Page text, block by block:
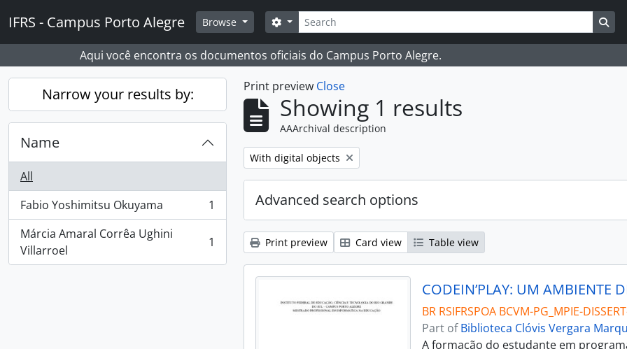
IFRS - Campus Porto Alegre Browse Search
Search options
Aqui você encontra os documentos oficiais do Campus Porto Alegre.
Narrow your results by:
Name
All
Fabio Yoshimitsu Okuyama
, 1 results
1
Márcia Amaral Corrêa Ughini
Villarroel
, 1 results 1
Print preview Close
Showing 1 results
AAArchival description
Remove filter:
With digital objects
Advanced search options
Print preview Card view Table view
BR RSIFRSPOA BCVM-PG_MPIE-
Part ofBiblioteca Clóvis Vergara
A formação do estudante em